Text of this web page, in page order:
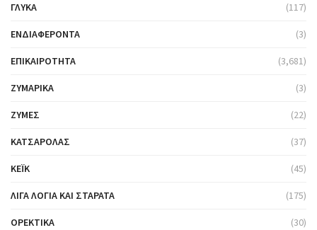
ΓΛΥΚΆ (117)
ΕΝΔΙΑΦΈΡΟΝΤΑ (3)
ΕΠΙΚΑΙΡΌΤΗΤΑ (3,681)
ΖΥΜΑΡΙΚΆ (3)
ΖΎΜΕΣ (22)
ΚΑΤΣΑΡΌΛΑΣ (37)
ΚΈΙΚ (45)
ΛΊΓΑ ΛΌΓΙΑ ΚΑΙ ΣΤΑΡΆΤΑ (175)
ΟΡΕΚΤΙΚΆ (30)